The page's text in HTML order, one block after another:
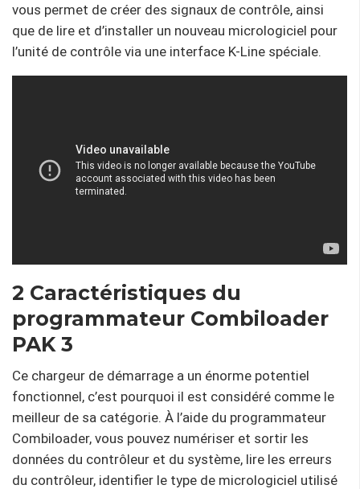
vous permet de créer des signaux de contrôle, ainsi
que de lire et d’installer un nouveau micrologiciel pour
l’unité de contrôle via une interface K-Line spéciale.
2 Caractéristiques du
programmateur Combiloader
PAK 3
Ce chargeur de démarrage a un énorme potentiel
fonctionnel, c’est pourquoi il est considéré comme le
meilleur de sa catégorie. À l’aide du programmateur
Combiloader, vous pouvez numériser et sortir les
données du contrôleur et du système, lire les erreurs
du contrôleur, identifier le type de micrologiciel utilisé